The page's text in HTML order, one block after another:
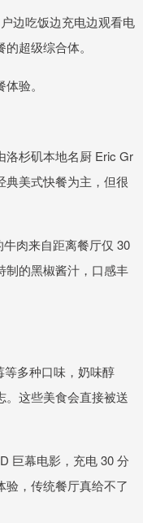
边吃饭边充电边观看电
超级综合体。
验。
洛杉矶本地名厨 Eric Gr
典美式快餐为主，但很
牛肉来自距离餐厅仅 30
制的黑椒酱汁，口感丰
等多种口味，奶味醇
。这些美食会直接被送
巨幕电影，充电 30 分
，传统餐厅真给不了